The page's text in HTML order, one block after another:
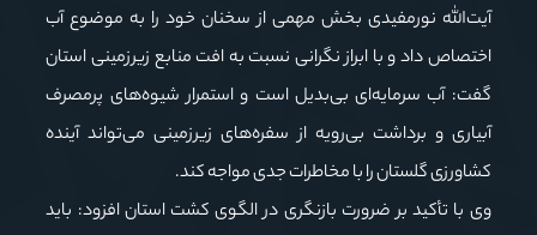
آیت‌الله نورمفیدی بخش مهمی از سخنان خود را به موضوع آب
اختصاص داد و با ابراز نگرانی نسبت به افت منابع زیرزمینی استان
گفت: آب سرمایه‌ای بی‌بدیل است و استمرار شیوه‌های پرمصرف
آبیاری و برداشت بی‌رویه از سفره‌های زیرزمینی می‌تواند آینده
کشاورزی گلستان را با مخاطرات جدی مواجه کند.
وی با تأکید بر ضرورت بازنگری در الگوی کشت استان افزود: باید